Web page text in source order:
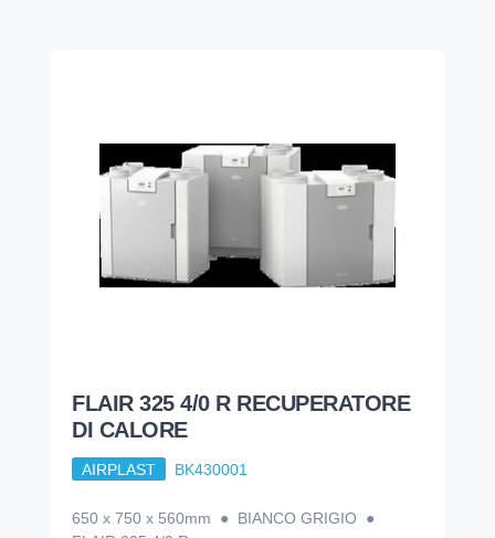
FLAIR 325 4/0 R RECUPERATORE
DI CALORE
AIRPLAST BK430001
650 x 750 x 560mm ● BIANCO GRIGIO ●